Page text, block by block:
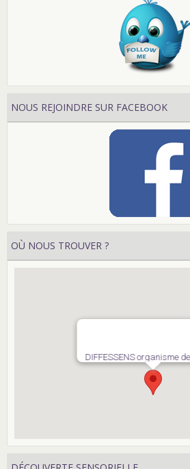
NOUS REJOINDRE SUR FACEBOOK
OÙ NOUS TROUVER ?
DIFFESSENS organisme